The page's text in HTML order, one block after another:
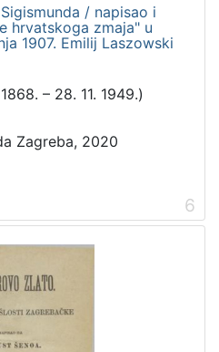
/ napisao i
hrvatskoga zmaja" u
1907. Emilij Laszowski
– 28. 11. 1949.)
Zagreba, 2020
6